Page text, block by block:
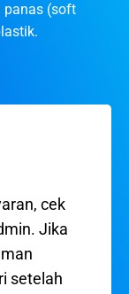
panas (soft
cek
Jika
setelah